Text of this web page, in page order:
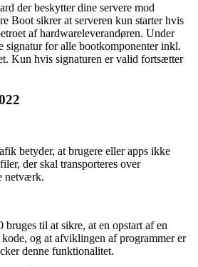
der beskytter dine servere mod
Boot sikrer at serveren kun starter hvis
af hardwareleverandøren. Under
signatur for alle bootkomponenter inkl.
Kun hvis signaturen er valid fortsætter
betyder, at brugere eller apps ikke
der skal transporteres over
netværk.
til at sikre, at en opstart af en
og at afviklingen af programmer er
denne funktionalitet.